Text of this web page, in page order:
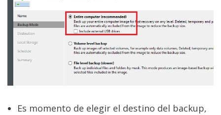
Es momento de elegir el destino del backup,